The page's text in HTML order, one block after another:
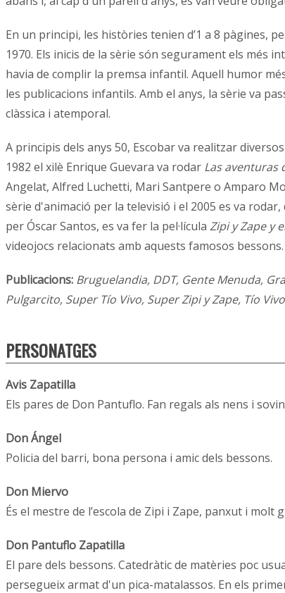
En un principi, les històries tenien d’1 a 8 pàgines,
1970. Els inicis de la sèrie són segurament els més
havia de complir la premsa infantil. Aquell humor
les publicacions infantils. Amb el anys, la sèrie va
clàssica i atemporal.
A principis dels anys 50, Escobar va realitzar
1982 el xilè Enrique Guevara va rodar Las aventuras
Angelat, Alfred Luchetti, Mari Santpere o Amparo
sèrie d'animació per la televisió i el 2005 es va
per Óscar Santos, es va fer la pel·lícula Zipi y Zape y
videojocs relacionats amb aquests famosos bessons.
Publicacions: Bruguelandia, DDT, Gente Menuda,
Pulgarcito, Super Tío Vivo, Super Zipi y Zape, Tío
PERSONATGES
Avis Zapatilla
Els pares de Don Pantuflo. Fan regals als nens i
Don Ángel
Policia del barri, bona persona i amic dels bessons.
Don Miervo
És el mestre de l’escola de Zipi i Zape, panxut i molt
Don Pantuflo Zapatilla
El pare dels bessons. Catedràtic de matèries poc
persegueix armat d'un pica-matalassos. En els